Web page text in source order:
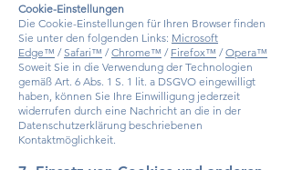
Cookie-Einstellungen
Die Cookie-Einstellungen für Ihren Browser finden
Sie unter den folgenden Links: Microsoft
Edge™ / Safari™ /Chrome™ / Firefox™ /Opera™
Soweit Sie in die Verwendung der Technologien
gemäß Art. 6 Abs. 1 S. 1 lit. a DSGVO eingewilligt
haben, können Sie Ihre Einwilligung jederzeit
widerrufen durch eine Nachricht an die in der
Datenschutzerklärung beschriebenen
Kontaktmöglichkeit.